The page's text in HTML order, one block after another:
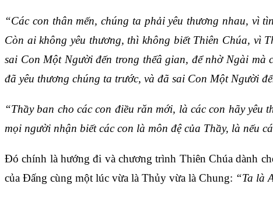
“Các con thân mến, chúng ta phải yêu thương nhau, vì
Còn ai không yêu thương, thì không biết Thiên Chúa, vì
sai Con Một Người đến trong thếâ gian, để nhờ Ngài
đã yêu thương chúng ta trước, và đã sai Con Một Người
“Thầy ban cho các con điều răn mới, là các con hãy yêu
mọi người nhận biết các con là môn đệ của Thầy, là nếu
Đó chính là hướng đi và chương trình Thiên Chúa dành
của Đấng cùng một lúc vừa là Thủy vừa là Chung: “Ta là